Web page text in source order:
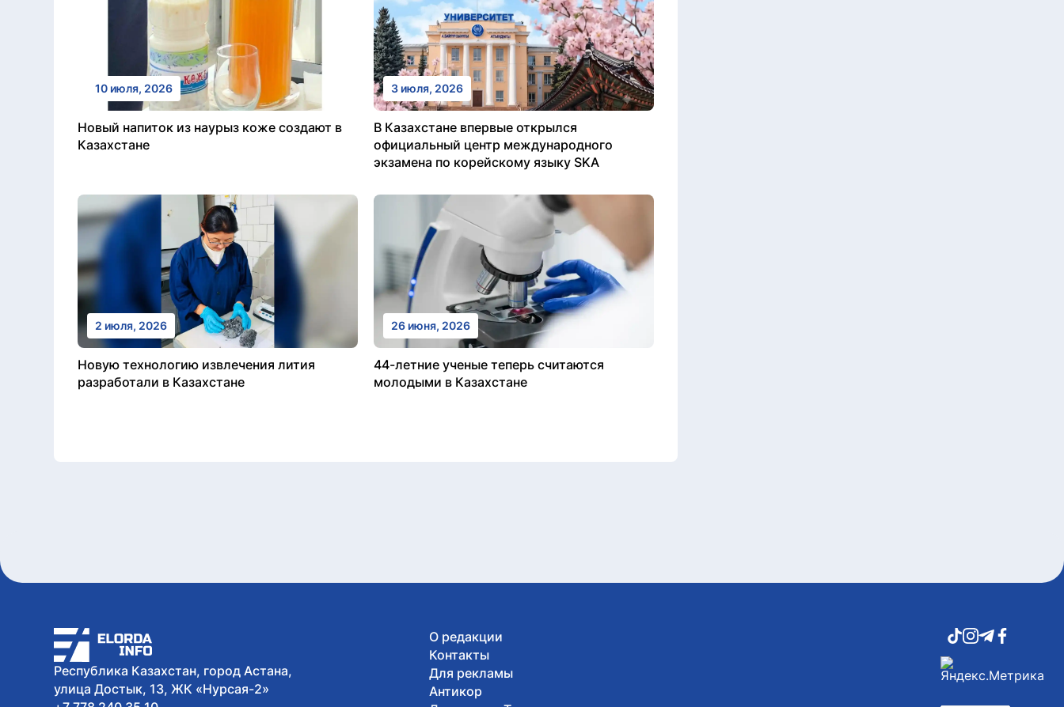
10 июля, 2026
Новый напиток из наурыз коже создают в
Казахстане
3 июля, 2026
В Казахстане впервые открылся
официальный центр международного
экзамена по корейскому языку SKA
2 июля, 2026
Новую технологию извлечения лития
разработали в Казахстане
26 июня, 2026
44-летние ученые теперь считаются
молодыми в Казахстане
Республика Казахстан, город Астана,
улица Достык, 13, ЖК «Нурсая-2»
О редакции
Контакты
Для рекламы
Антикор